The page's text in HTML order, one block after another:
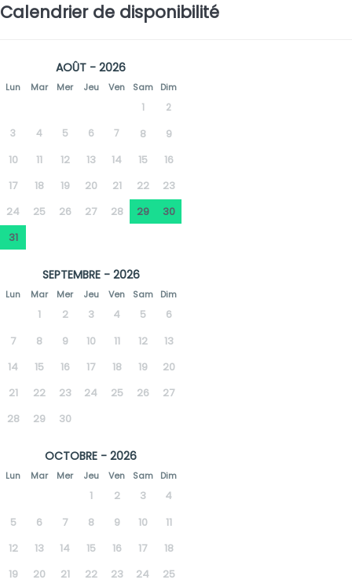
Calendrier de disponibilité
AOÛT - 2026
Lun Mar Mer Jeu Ven Sam Dim
1
2
3
4 5 6 7 8
9
10
11 12 13 14 15
16
17
18 19 20 21 22
23
24
25 26 27 28 29
30
31
SEPTEMBRE - 2026
Lun Mar Mer Jeu Ven Sam Dim
1 2 3 4 5
6
7
8 9 10 11 12
13
14
15 16 17 18 19
20
21
22 23 24 25 26
27
28
29 30
OCTOBRE - 2026
Lun Mar Mer Jeu Ven Sam Dim
1 2 3
4
5
6 7 8 9 10
11
12
13 14 15 16 17
18
19
20 21 22 23 24
25